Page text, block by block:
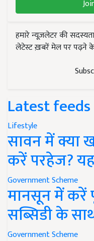
हमारे न्यूज़लेटर की
लेटेस्ट ख़बरें मेल पर पढ़ने
Latest feeds
Lifestyle
सावन में क्या
करें परहेज?
Government Scheme
मानसून में करें
सब्सिडी के
Government Scheme